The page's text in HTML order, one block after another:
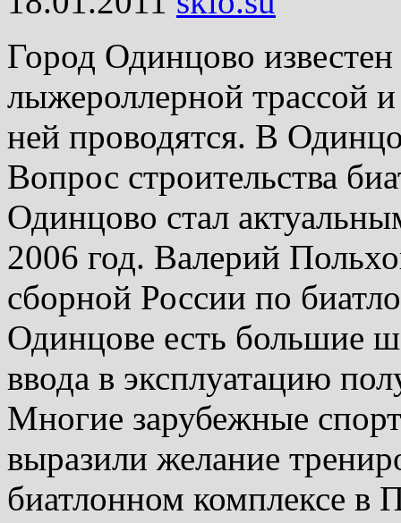
Город Одинцово известен
лыжероллерной трассой
ней проводятся. В
Вопрос строительства
Одинцово стал
2006 год. Валерий
сборной России по
Одинцове есть большие
ввода в эксплуатацию
Многие зарубежные
выразили желание
биатлонном комплексе в